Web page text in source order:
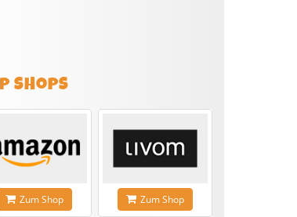
SHOPS
Zum Shop Zum Shop